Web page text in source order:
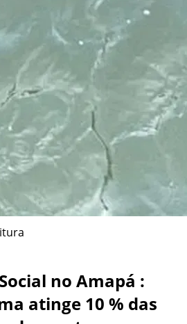
no Amapá :
atinge 10 % das